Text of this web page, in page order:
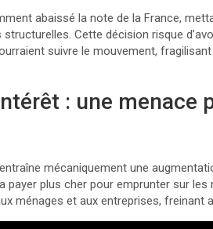
abaissé la note de la France,
Cette décision risque
suivre le mouvement,
: une menace
mécaniquement une
payer plus cher pour emprunter sur
ménages et aux entreprises, freinant